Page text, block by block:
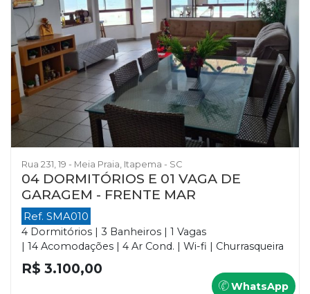
Rua 231, 19 - Meia Praia, Itapema - SC
04 DORMITÓRIOS E 01 VAGA DE
GARAGEM - FRENTE MAR
Ref. SMA010
4 Dormitórios | 3 Banheiros | 1 Vagas
| 14 Acomodações | 4 Ar Cond. | Wi-fi | Churrasqueira
R$ 3.100,00
WhatsApp